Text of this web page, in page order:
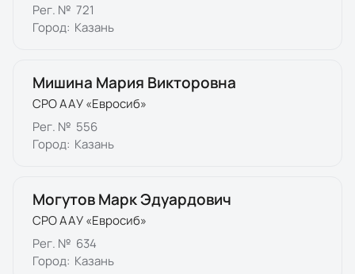
Рег. № 721
Город: Казань
Мишина Мария Викторовна
СРО ААУ «Евросиб»
Рег. № 556
Город: Казань
Могутов Марк Эдуардович
СРО ААУ «Евросиб»
Рег. № 634
Город: Казань